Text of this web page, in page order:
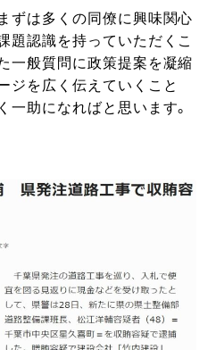
ずは多くの同僚に興味関心
題認識を持っていただくこ
一般質問に政策提案を凝縮
ジを広く伝えていくこと
一助になればと思います。